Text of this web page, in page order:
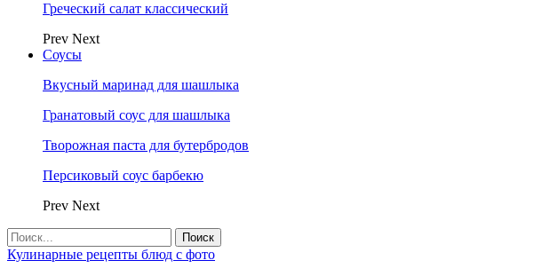
Греческий салат классический
Prev Next
Соусы
Вкусный маринад для шашлыка
Гранатовый соус для шашлыка
Творожная паста для бутербродов
Персиковый соус барбекю
Prev Next
Кулинарные рецепты блюд с фото